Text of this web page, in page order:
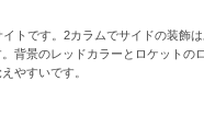
トです。2カラムでサイドの装飾
背景のレッドカラーとロケットの
やすいです。